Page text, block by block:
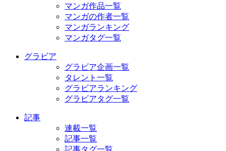
マンガ作品一覧
マンガの作者一覧
マンガランキング
マンガタグ一覧
グラビア
グラビア企画一覧
タレント一覧
グラビアランキング
グラビアタグ一覧
記事
連載一覧
記事一覧
記事タグ一覧